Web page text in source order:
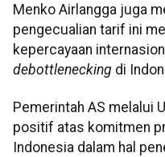
Menko Airlangga juga
pengecualian tarif ini
kepercayaan
debottlenecking di
Pemerintah AS melalui
positif atas komitmen
Indonesia dalam hal